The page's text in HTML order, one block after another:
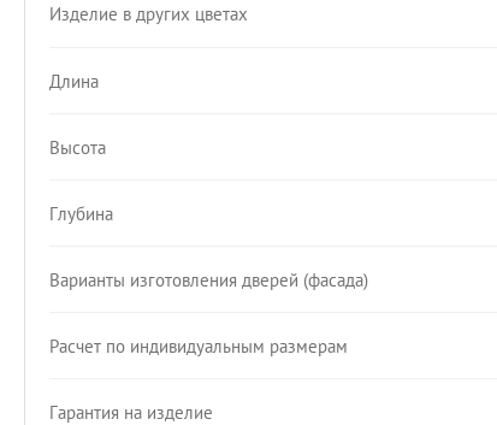
Изделие в других цветах
Длина
Высота
Глубина
Варианты изготовления дверей (фасада)
Расчет по индивидуальным размерам
Гарантия на изделие